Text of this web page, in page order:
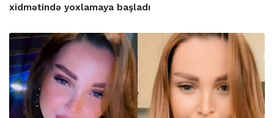
xidmətində yoxlamaya başladı